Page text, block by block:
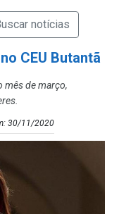
a Busca de Notícias
CEU Butantã
mês de março,
30/11/2020